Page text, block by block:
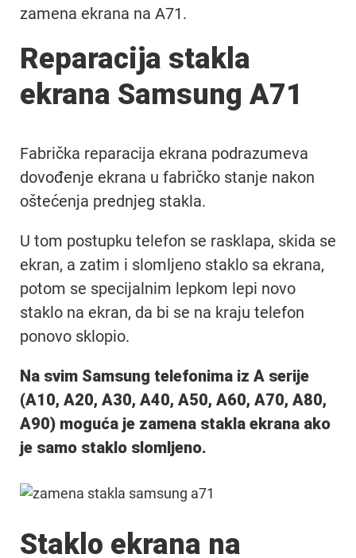
zamena ekrana na A71.
Reparacija stakla
ekrana Samsung A71
Fabrička reparacija ekrana podrazumeva
dovođenje ekrana u fabričko stanje nakon
oštećenja prednjeg stakla.
U tom postupku telefon se rasklapa, skida se
ekran, a zatim i slomljeno staklo sa ekrana,
potom se specijalnim lepkom lepi novo
staklo na ekran, da bi se na kraju telefon
ponovo sklopio.
Na svim Samsung telefonima iz A serije
(A10, A20, A30, A40, A50, A60, A70, A80,
A90) moguća je zamena stakla ekrana ako
je samo staklo slomljeno.
Staklo ekrana na